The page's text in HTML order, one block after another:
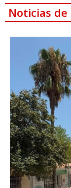
Noticias de